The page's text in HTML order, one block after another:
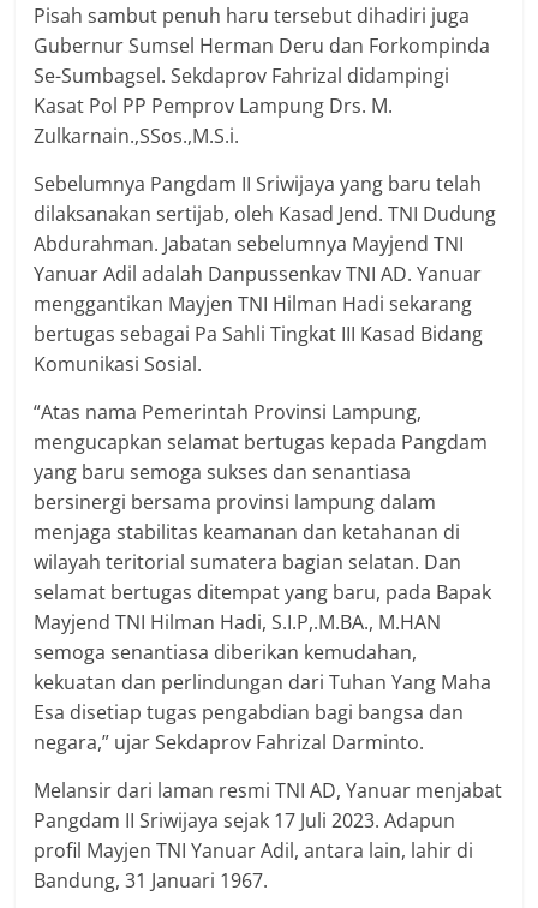
Pisah sambut penuh haru tersebut dihadiri juga
Gubernur Sumsel Herman Deru dan Forkompinda
Se-Sumbagsel. Sekdaprov Fahrizal didampingi
Kasat Pol PP Pemprov Lampung Drs. M.
Zulkarnain.,SSos.,M.S.i.
Sebelumnya Pangdam II Sriwijaya yang baru telah
dilaksanakan sertijab, oleh Kasad Jend. TNI Dudung
Abdurahman. Jabatan sebelumnya Mayjend TNI
Yanuar Adil adalah Danpussenkav TNI AD. Yanuar
menggantikan Mayjen TNI Hilman Hadi sekarang
bertugas sebagai Pa Sahli Tingkat III Kasad Bidang
Komunikasi Sosial.
“Atas nama Pemerintah Provinsi Lampung,
mengucapkan selamat bertugas kepada Pangdam
yang baru semoga sukses dan senantiasa
bersinergi bersama provinsi lampung dalam
menjaga stabilitas keamanan dan ketahanan di
wilayah teritorial sumatera bagian selatan. Dan
selamat bertugas ditempat yang baru, pada Bapak
Mayjend TNI Hilman Hadi, S.I.P,.M.BA., M.HAN
semoga senantiasa diberikan kemudahan,
kekuatan dan perlindungan dari Tuhan Yang Maha
Esa disetiap tugas pengabdian bagi bangsa dan
negara,” ujar Sekdaprov Fahrizal Darminto.
Melansir dari laman resmi TNI AD, Yanuar menjabat
Pangdam II Sriwijaya sejak 17 Juli 2023. Adapun
profil Mayjen TNI Yanuar Adil, antara lain, lahir di
Bandung, 31 Januari 1967.